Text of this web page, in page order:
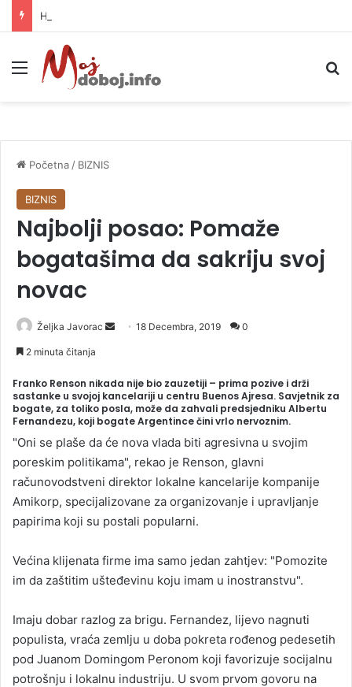
Helikopter ponovo gasi vatru u selima kod Trebinja
Meni
Početna / BIZNIS
BIZNIS
Najbolji posao: Pomaže
bogatašima da sakriju svoj
novac
Željka Javorac
d
a
n
e
m
a
i
18 Decembra, 2019 0
2 minuta čitanja
Franko Renson nikada nije bio zauzetiji – prima pozive i drži
sastanke u svojoj kancelariji u centru Buenos Ajresa. Savjetnik za
bogate, za toliko posla, može da zahvali predsjedniku Albertu
Fernandezu, koji bogate Argentince čini vrlo nervoznim.
"Oni se plaše da će nova vlada biti agresivna u svojim
poreskim politikama", rekao je Renson, glavni
računovodstveni direktor lokalne kancelarije kompanije
Amikorp, specijalizovane za organizovanje i upravljanje
papirima koji su postali popularni.
Većina klijenata firme ima samo jedan zahtjev: "Pomozite
im da zaštitim ušteđevinu koju imam u inostranstvu".
Imaju dobar razlog za brigu. Fernandez, lijevo nagnuti
populista, vraća zemlju u doba pokreta rođenog pedesetih
pod Juanom Domingom Peronom koji favorizuje socijalnu
potrošnju i lokalnu industriju. U svom prvom govoru na